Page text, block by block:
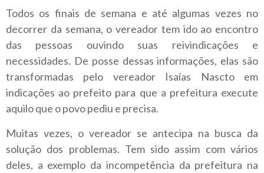
Todos os finais de semana e até algumas vezes no
decorrer da semana, o vereador tem ido ao encontro
das pessoas ouvindo suas reivindicações e
necessidades. De posse dessas informações, elas são
transformadas pelo vereador Isaías Nascto em
indicações ao prefeito para que a prefeitura execute
aquilo que o povo pediu e precisa.
Muitas vezes, o vereador se antecipa na busca da
solução dos problemas. Tem sido assim com vários
deles, a exemplo da incompetência da prefeitura na